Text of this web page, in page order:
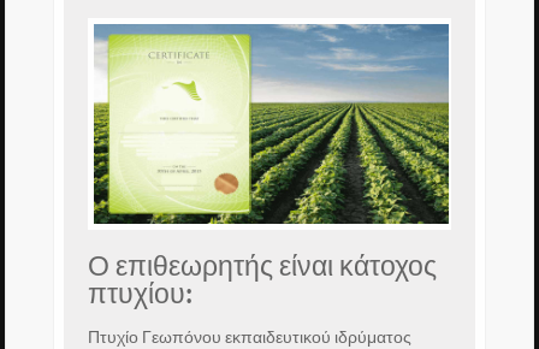
Ο επιθεωρητής είναι κάτοχος
πτυχίου:
Πτυχίο Γεωπόνου εκπαιδευτικού ιδρύματος